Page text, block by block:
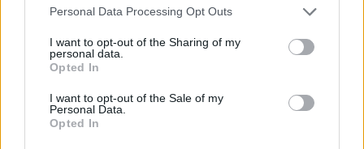
Please note that this website/app uses one or more Google
not limited to your visit or usage behaviour. You may click to
grant or deny consent to Google and its third-party tags to
use your data for below specified purposes in below Google
consent section.
Personal Data Processing Opt Outs
I want to opt-out of the Sharing of my
personal data.
Opted In
I want to opt-out of the Sale of my
Personal Data.
Opted In
τολμήσουμε τα «καθαρά χωράφια» και
μεταρρύθμιση της γης στην Ελλάδα